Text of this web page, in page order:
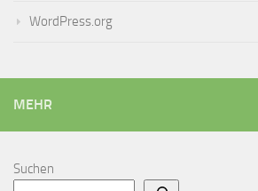
WordPress.org
MEHR
Suchen